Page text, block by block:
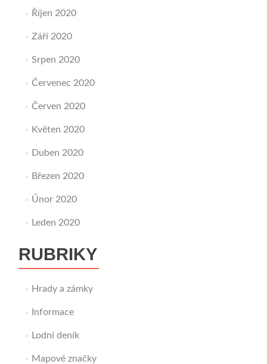
Říjen 2020
Září 2020
Srpen 2020
Červenec 2020
Červen 2020
Květen 2020
Duben 2020
Březen 2020
Únor 2020
Leden 2020
RUBRIKY
Hrady a zámky
Informace
Lodní deník
Mapové značky